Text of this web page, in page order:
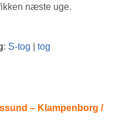
næste uge.
: S-tog tog
– Klampenborg /